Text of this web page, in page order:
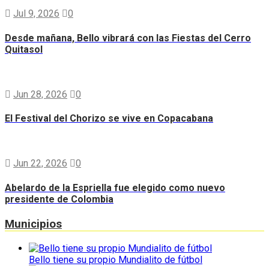
Jul 9, 2026 0
Desde mañana, Bello vibrará con las Fiestas del Cerro
Quitasol
Jun 28, 2026 0
El Festival del Chorizo se vive en Copacabana
Jun 22, 2026 0
Abelardo de la Espriella fue elegido como nuevo
presidente de Colombia
Municipios
Bello tiene su propio Mundialito de fútbol